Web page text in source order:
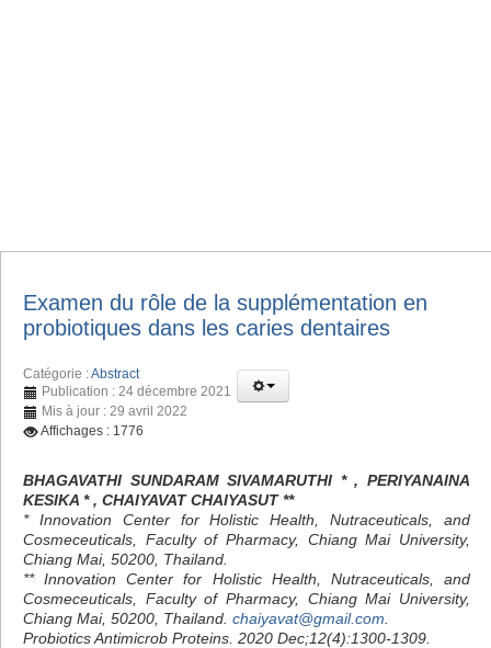
Examen du rôle de la supplémentation en
probiotiques dans les caries dentaires
Catégorie :Abstract
Publication : 24 décembre 2021
Mis à jour : 29 avril 2022
Affichages : 1776
BHAGAVATHI SUNDARAM SIVAMARUTHI * , PERIYANAINA
KESIKA * , CHAIYAVAT CHAIYASUT **
* Innovation Center for Holistic Health, Nutraceuticals, and
Cosmeceuticals, Faculty of Pharmacy, Chiang Mai University,
Chiang Mai, 50200, Thailand.
** Innovation Center for Holistic Health, Nutraceuticals, and
Cosmeceuticals, Faculty of Pharmacy, Chiang Mai University,
Chiang Mai, 50200, Thailand. chaiyavat@gmail.com
Probiotics Antimicrob Proteins. 2020 Dec;12(4):1300-1309.